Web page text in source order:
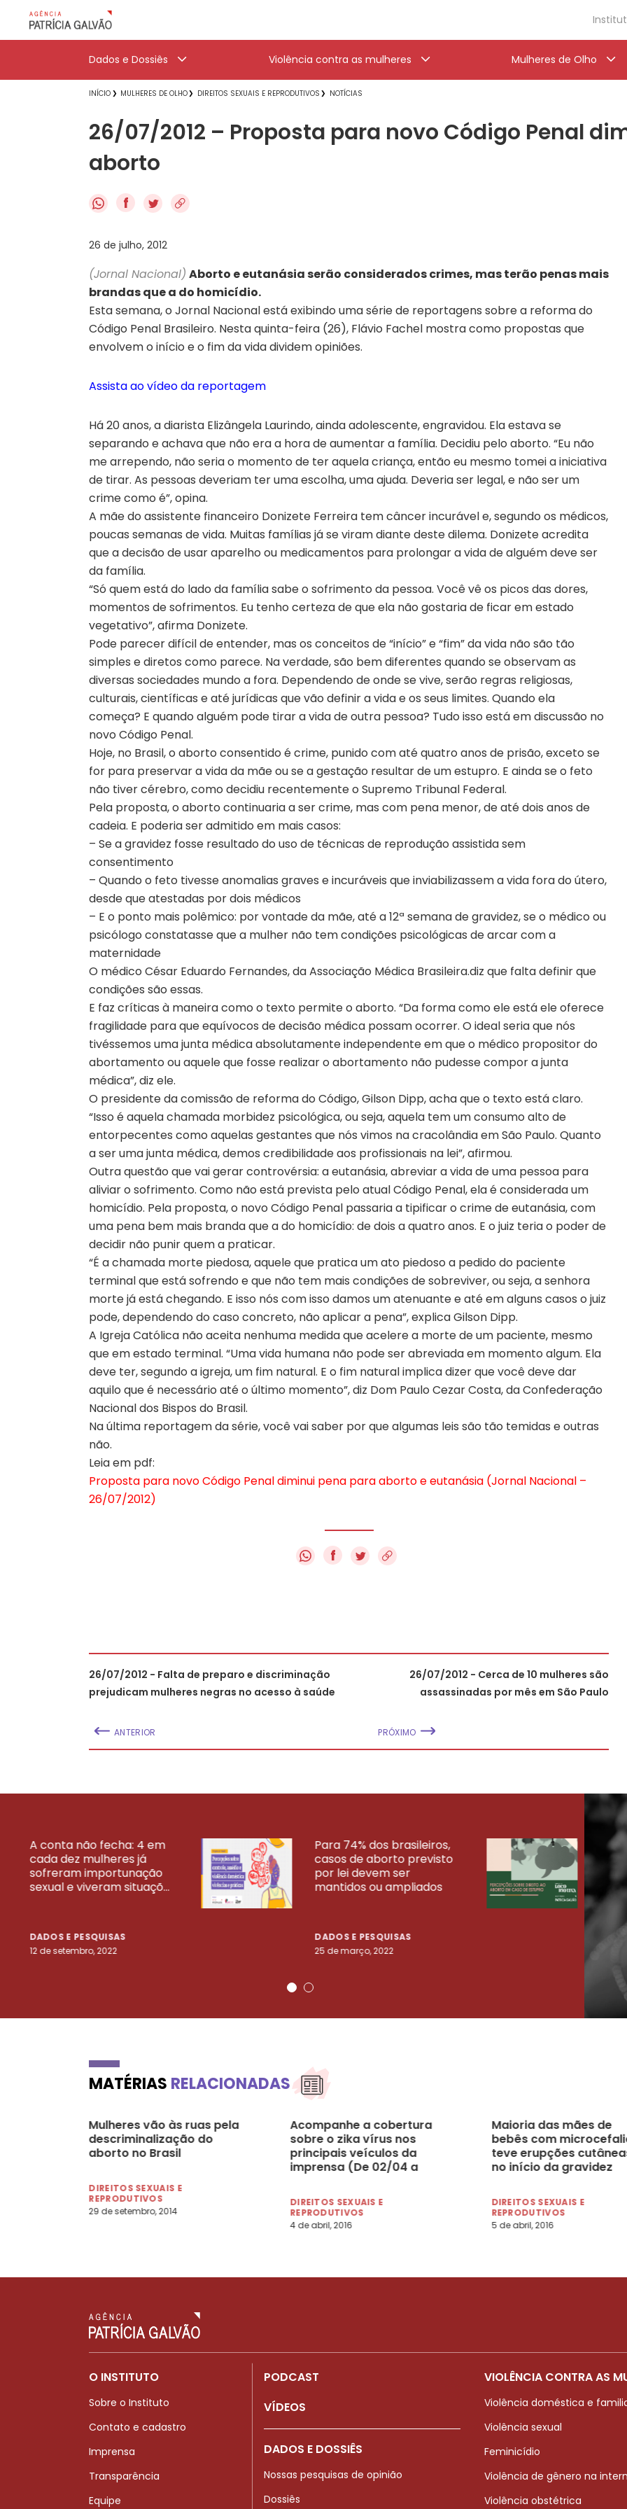
Dados e Dossiês Violência contra as mulheres Mulheres de Olho
INÍCIO MULHERES DE OLHO DIREITOS SEXUAIS E REPRODUTIVOS NOTÍCIAS
26/07/2012 – Proposta para novo Código Penal
aborto
f
26 de julho, 2012
(Jornal Nacional) Aborto e eutanásia serão considerados crimes, mas terão penas mais
brandas que a do homicídio.
Esta semana, o Jornal Nacional está exibindo uma série de reportagens sobre a reforma do
Código Penal Brasileiro. Nesta quinta-feira (26), Flávio Fachel mostra como propostas que
envolvem o início e o fim da vida dividem opiniões.
Assista ao vídeo da reportagem
Há 20 anos, a diarista Elizângela Laurindo, ainda adolescente, engravidou. Ela estava se
separando e achava que não era a hora de aumentar a família. Decidiu pelo aborto. “Eu não
me arrependo, não seria o momento de ter aquela criança, então eu mesmo tomei a iniciativa
de tirar. As pessoas deveriam ter uma escolha, uma ajuda. Deveria ser legal, e não ser um
crime como é”, opina.
A mãe do assistente financeiro Donizete Ferreira tem câncer incurável e, segundo os médicos,
poucas semanas de vida. Muitas famílias já se viram diante deste dilema. Donizete acredita
que a decisão de usar aparelho ou medicamentos para prolongar a vida de alguém deve ser
da família.
“Só quem está do lado da família sabe o sofrimento da pessoa. Você vê os picos das dores,
momentos de sofrimentos. Eu tenho certeza de que ela não gostaria de ficar em estado
vegetativo”, afirma Donizete.
Pode parecer difícil de entender, mas os conceitos de “início” e “fim” da vida não são tão
simples e diretos como parece. Na verdade, são bem diferentes quando se observam as
diversas sociedades mundo a fora. Dependendo de onde se vive, serão regras religiosas,
culturais, científicas e até jurídicas que vão definir a vida e os seus limites. Quando ela
começa? E quando alguém pode tirar a vida de outra pessoa? Tudo isso está em discussão no
novo Código Penal.
Hoje, no Brasil, o aborto consentido é crime, punido com até quatro anos de prisão, exceto se
for para preservar a vida da mãe ou se a gestação resultar de um estupro. E ainda se o feto
não tiver cérebro, como decidiu recentemente o Supremo Tribunal Federal.
Pela proposta, o aborto continuaria a ser crime, mas com pena menor, de até dois anos de
cadeia. E poderia ser admitido em mais casos:
– Se a gravidez fosse resultado do uso de técnicas de reprodução assistida sem
consentimento
– Quando o feto tivesse anomalias graves e incuráveis que inviabilizassem a vida fora do útero,
desde que atestadas por dois médicos
– E o ponto mais polêmico: por vontade da mãe, até a 12ª semana de gravidez, se o médico ou
psicólogo constatasse que a mulher não tem condições psicológicas de arcar com a
maternidade
O médico César Eduardo Fernandes, da Associação Médica Brasileira.diz que falta definir que
condições são essas.
E faz críticas à maneira como o texto permite o aborto. “Da forma como ele está ele oferece
fragilidade para que equívocos de decisão médica possam ocorrer. O ideal seria que nós
tivéssemos uma junta médica absolutamente independente em que o médico propositor do
abortamento ou aquele que fosse realizar o abortamento não pudesse compor a junta
médica”, diz ele.
O presidente da comissão de reforma do Código, Gilson Dipp, acha que o texto está claro.
“Isso é aquela chamada morbidez psicológica, ou seja, aquela tem um consumo alto de
entorpecentes como aquelas gestantes que nós vimos na cracolândia em São Paulo. Quanto
a ser uma junta médica, demos credibilidade aos profissionais na lei”, afirmou.
Outra questão que vai gerar controvérsia: a eutanásia, abreviar a vida de uma pessoa para
aliviar o sofrimento. Como não está prevista pelo atual Código Penal, ela é considerada um
homicídio. Pela proposta, o novo Código Penal passaria a tipificar o crime de eutanásia, com
uma pena bem mais branda que a do homicídio: de dois a quatro anos. E o juiz teria o poder de
decidir não punir quem a praticar.
“É a chamada morte piedosa, aquele que pratica um ato piedoso a pedido do paciente
terminal que está sofrendo e que não tem mais condições de sobreviver, ou seja, a senhora
morte já está chegando. E isso nós com isso damos um atenuante e até em alguns casos o juiz
pode, dependendo do caso concreto, não aplicar a pena”, explica Gilson Dipp.
A Igreja Católica não aceita nenhuma medida que acelere a morte de um paciente, mesmo
que em estado terminal. “Uma vida humana não pode ser abreviada em momento algum. Ela
deve ter, segundo a igreja, um fim natural. E o fim natural implica dizer que você deve dar
aquilo que é necessário até o último momento”, diz Dom Paulo Cezar Costa, da Confederação
Nacional dos Bispos do Brasil.
Na última reportagem da série, você vai saber por que algumas leis são tão temidas e outras
não.
Leia em pdf:
Proposta para novo Código Penal diminui pena para aborto e eutanásia (Jornal Nacional –
26/07/2012)
f
26/07/2012 - Falta de preparo e discriminação
prejudicam mulheres negras no acesso à saúde
ANTERIOR
26/07/2012 - Cerca de 10 mulheres são
assassinadas por mês em São Paulo
PRÓXIMO
A conta não fecha: 4 em
cada dez mulheres já
sofreram importunação
sexual e viveram situaçõ...
DADOS E PESQUISAS
12 de setembro, 2022
Para 74% dos brasileiros,
casos de aborto previsto
por lei devem ser
mantidos ou ampliados
DADOS E PESQUISAS
25 de março, 2022
23
VEJA MAIS PESQUISAS
MATÉRIAS RELACIONADAS
Mulheres vão às ruas pela
descriminalização do
aborto no Brasil
DIREITOS SEXUAIS E
REPRODUTIVOS
29 de setembro, 2014
Acompanhe a cobertura
sobre o zika vírus nos
principais veículos da
imprensa (De 02/04 a
DIREITOS SEXUAIS E
REPRODUTIVOS
4 de abril, 2016
Maioria das mães de
bebês com
teve erupções
no início da gravidez
DIREITOS SEXUAIS E
REPRODUTIVOS
5 de abril, 2016
O INSTITUTO
Sobre o Instituto
Contato e cadastro
Imprensa
Transparência
Equipe
PODCAST
VÍDEOS
DADOS E DOSSIÊS
Nossas pesquisas de opinião
Dossiês
VIOLÊNCIA CONTRA AS
Violência doméstica e
Violência sexual
Feminicídio
Violência de gênero na
Violência obstétrica